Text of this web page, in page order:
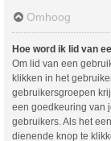
Omhoog
Hoe word ik lid van
Om lid van een
klikken in het
gebruikersgroepen
een goedkeuring van
gebruikers. Als het
dienende knop te